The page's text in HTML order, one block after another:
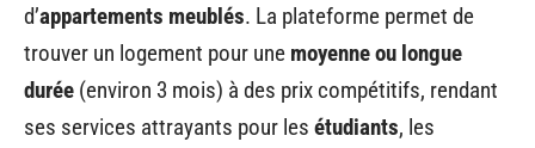
d’appartements meublés. La plateforme permet de
trouver un logement pour une moyenne ou longue
durée (environ 3 mois) à des prix compétitifs, rendant
ses services attrayants pour les étudiants, les